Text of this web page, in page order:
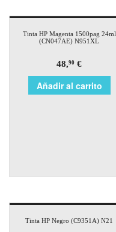
Tinta HP Magenta 1500pag 24ml
(CN047AE) N951XL
48,90 €
Añadir al carrito
Tinta HP Negro (C9351A) N21